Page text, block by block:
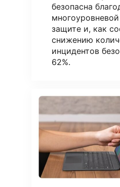
безопасна
защите и, как
снижению
инцидентов
62%.